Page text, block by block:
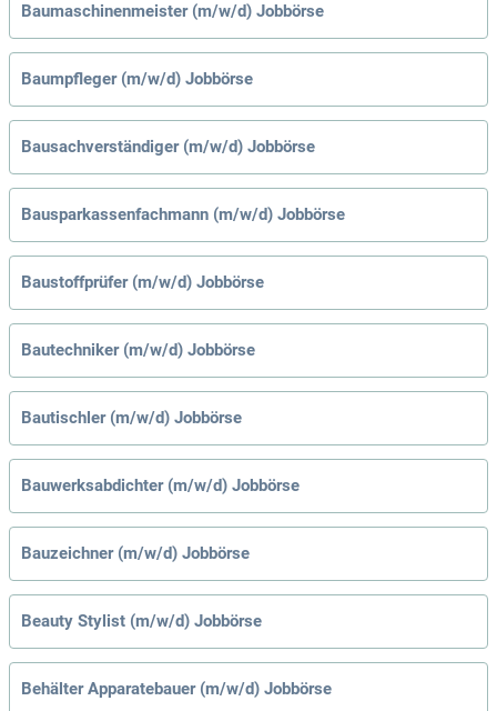
Baumaschinenmeister (m/w/d) Jobbörse
Baumpfleger (m/w/d) Jobbörse
Bausachverständiger (m/w/d) Jobbörse
Bausparkassenfachmann (m/w/d) Jobbörse
Baustoffprüfer (m/w/d) Jobbörse
Bautechniker (m/w/d) Jobbörse
Bautischler (m/w/d) Jobbörse
Bauwerksabdichter (m/w/d) Jobbörse
Bauzeichner (m/w/d) Jobbörse
Beauty Stylist (m/w/d) Jobbörse
Behälter Apparatebauer (m/w/d) Jobbörse